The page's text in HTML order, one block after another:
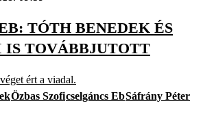
TÓTH BENEDEK ÉS
IS TOVÁBBJUTOTT
ért a viadal.
Özbas Szoficselgáncs EbSáfrány Péter